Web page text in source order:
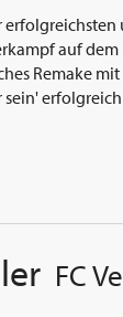
auf
Remake
sein'
FC